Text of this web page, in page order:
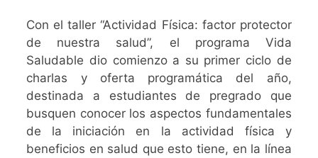
Con el taller “Actividad Física: factor protector
de nuestra salud”, el programa Vida
Saludable dio comienzo a su primer ciclo de
charlas y oferta programática del año,
destinada a estudiantes de pregrado que
busquen conocer los aspectos fundamentales
de la iniciación en la actividad física y
beneficios en salud que esto tiene, en la línea